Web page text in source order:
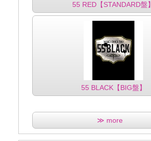
55 RED【STANDARD盤】
55 BLACK【BIG盤】
≫ more